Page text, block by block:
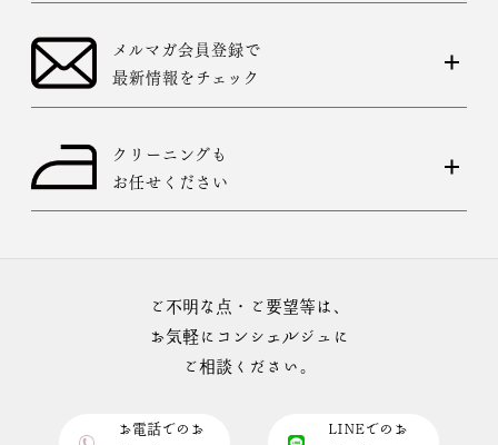
メルマガ会員登録で
最新情報をチェック
クリーニングも
お任せください
ご不明な点・ご要望等は、
お気軽にコンシェルジュに
ご相談ください。
お電話でのお
LINEでのお